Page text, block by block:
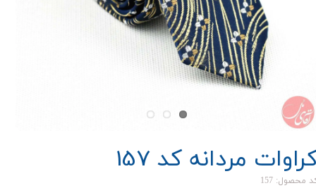
مردانه کد 157
محصول: 157